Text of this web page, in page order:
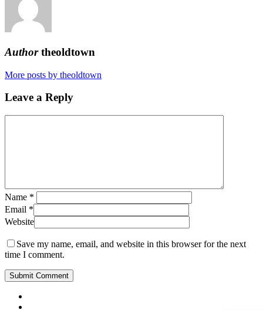
Authortheoldtown
More posts by theoldtown
Leave a Reply
Name *
Email *
Website
Save my name, email, and website in this browser for the next
time I comment.